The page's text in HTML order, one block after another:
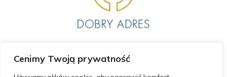
Cenimy Twoją prywatność
GODZINY OTWARCIA